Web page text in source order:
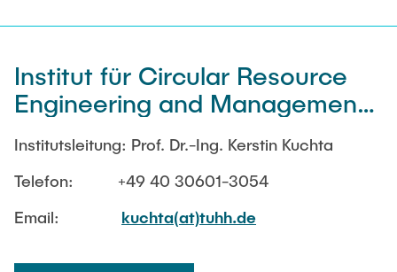
Institut für Circular Resource
Engineering and Management
Institutsleitung: Prof. Dr.-Ing. Kerstin Kuchta
Telefon: +49 40 30601-3054
Email: kuchta(at)tuhh.de